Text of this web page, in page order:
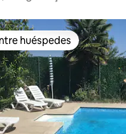
huéspedes preferido
huéspedes